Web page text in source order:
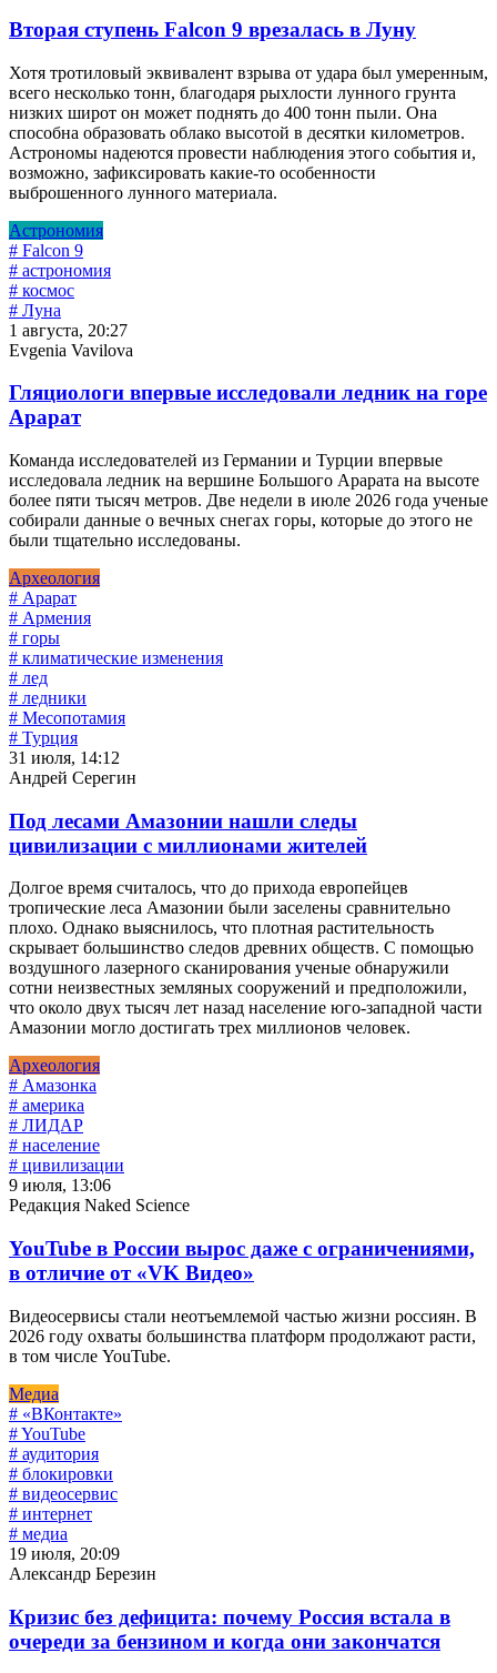
Вторая ступень Falcon 9 врезалась в Луну
Хотя тротиловый эквивалент взрыва от удара был умеренным,
всего несколько тонн, благодаря рыхлости лунного грунта
низких широт он может поднять до 400 тонн пыли. Она
способна образовать облако высотой в десятки километров.
Астрономы надеются провести наблюдения этого события и,
возможно, зафиксировать какие-то особенности
выброшенного лунного материала.
Астрономия
# Falcon 9
# астрономия
# космос
# Луна
1 августа, 20:27
Evgenia Vavilova
Гляциологи впервые исследовали ледник на горе
Арарат
Команда исследователей из Германии и Турции впервые
исследовала ледник на вершине Большого Арарата на высоте
более пяти тысяч метров. Две недели в июле 2026 года ученые
собирали данные о вечных снегах горы, которые до этого не
были тщательно исследованы.
Археология
# Арарат
# Армения
# горы
# климатические изменения
# лед
# ледники
# Месопотамия
# Турция
31 июля, 14:12
Андрей Серегин
Под лесами Амазонии нашли следы
цивилизации с миллионами жителей
Долгое время считалось, что до прихода европейцев
тропические леса Амазонии были заселены сравнительно
плохо. Однако выяснилось, что плотная растительность
скрывает большинство следов древних обществ. С помощью
воздушного лазерного сканирования ученые обнаружили
сотни неизвестных земляных сооружений и предположили,
что около двух тысяч лет назад население юго-западной части
Амазонии могло достигать трех миллионов человек.
Археология
# Амазонка
# америка
# ЛИДАР
# население
# цивилизации
9 июля, 13:06
Редакция Naked Science
YouTube в России вырос даже с ограничениями,
в отличие от «VK Видео»
Видеосервисы стали неотъемлемой частью жизни россиян. В
2026 году охваты большинства платформ продолжают расти,
в том числе YouTube.
Медиа
# «ВКонтакте»
# YouTube
# аудитория
# блокировки
# видеосервис
# интернет
# медиа
19 июля, 20:09
Александр Березин
Кризис без дефицита: почему Россия встала в
очереди за бензином и когда они закончатся